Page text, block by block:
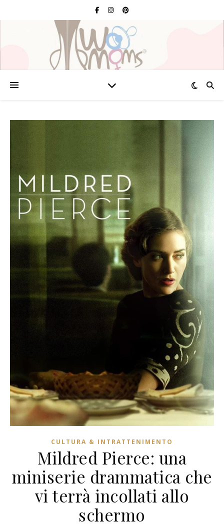
CULTURA & INTRATTENIMENTO
Mildred Pierce: una
miniserie drammatica che
vi terrà incollati allo
schermo